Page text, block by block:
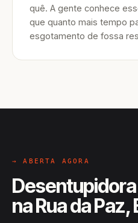
quê. A gente conhece
que quanto mais tempo
esgotamento de fossa
→ ABERTA AGORA
na Rua da